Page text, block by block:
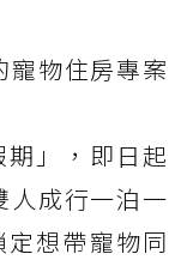
寵物住房專案
」，即日起
人成行一泊一
想帶寵物同